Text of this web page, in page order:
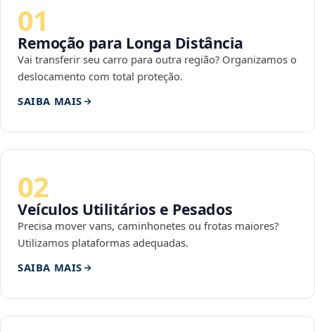
01
Remoção para Longa Distância
Vai transferir seu carro para outra região? Organizamos o
deslocamento com total proteção.
SAIBA MAIS
02
Veículos Utilitários e Pesados
Precisa mover vans, caminhonetes ou frotas maiores?
Utilizamos plataformas adequadas.
SAIBA MAIS